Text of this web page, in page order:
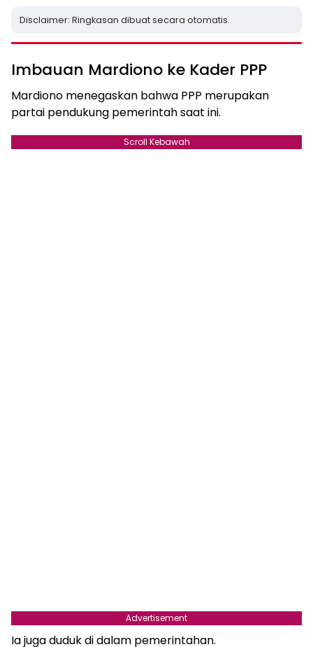
Disclaimer: Ringkasan dibuat secara otomatis.
Imbauan Mardiono ke Kader PPP
Mardiono menegaskan bahwa PPP merupakan
partai pendukung pemerintah saat ini.
Scroll Kebawah
Advertisement
Ia juga duduk di dalam pemerintahan.